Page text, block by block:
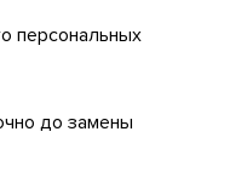
персональных
до замены